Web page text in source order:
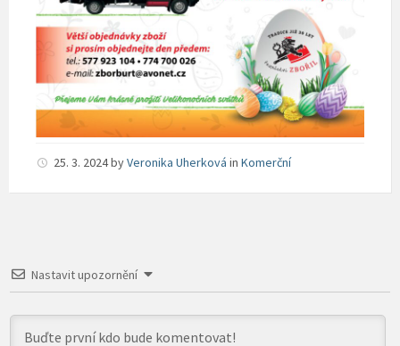
25. 3. 2024byVeronika Uherková in Komerční
Nastavit upozornění